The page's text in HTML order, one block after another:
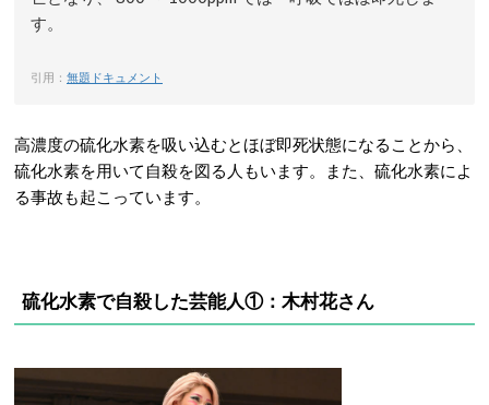
す。
引用： 無題ドキュメント
高濃度の硫化水素を吸い込むとほぼ即死状態になることから、
硫化水素を用いて自殺を図る人もいます。また、硫化水素によ
る事故も起こっています。
硫化水素で自殺した芸能人①：木村花さん